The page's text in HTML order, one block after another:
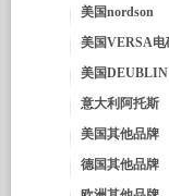
美国nordson
美国VERSA电
美国DEUBLIN
意大利阿托斯
美国其他品牌
德国其他品牌